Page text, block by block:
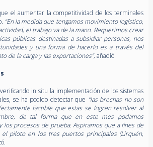
el aumentar la competitividad de los terminales
“En la medida que tengamos movimiento logístico,
el trabajo va de la mano. Requerimos crear
públicas destinadas a subsidiar personas, nos
y una forma de hacerlo es a través del
de la carga y las exportaciones”, añadió.
in situ la implementación de los sistemas
se ha podido detectar que “las brechas no son
factible que estas se logren resolver al
de tal forma que en este mes podamos
procesos de prueba. Aspiramos que a fines de
piloto en los tres puertos principales (Lirquén,